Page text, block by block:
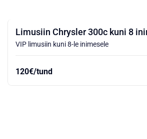
Limusiin Chrysler 300c kuni 8
VIP limusiin kuni 8-le inimesele
120€/tund